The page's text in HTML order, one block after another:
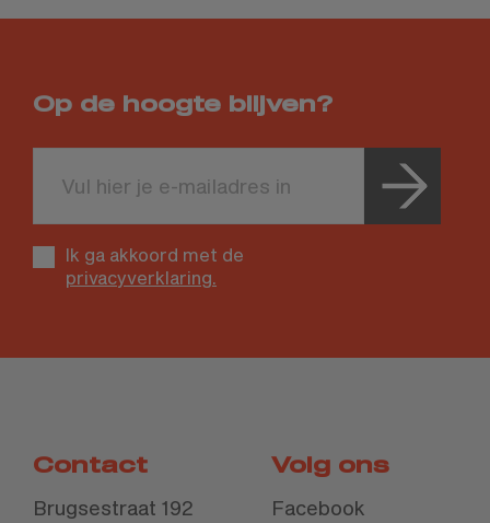
Contact
Brugsestraat 192
Volg ons
Facebook
Op de hoogte blijven?
this
field
blankIk ga akkoord met de
privacyverklaring.